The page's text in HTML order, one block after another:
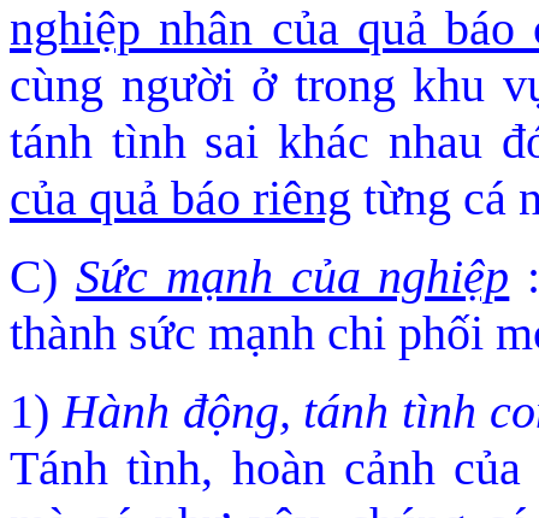
nghiệp nhân của quả báo
cùng người ở trong khu
tánh tình sai khác nhau
của quả báo riêng từng cá
C) Sức mạnh của nghiệp
thành sức mạnh chi phối
1)Hành động, tánh tình
Tánh tình, hoàn cảnh